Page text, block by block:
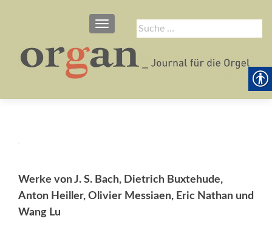
Suche
nach:
SCHALTE NAVIGATION
Werke von J. S. Bach, Dietrich Buxtehude,
Anton Heiller, Olivier Messiaen, Eric Nathan und
Wang Lu